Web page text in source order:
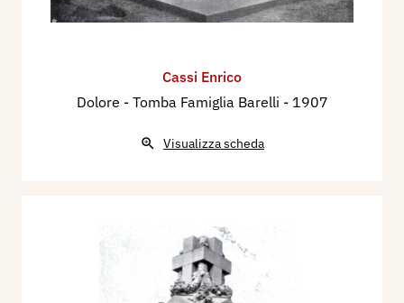
Cassi Enrico
Dolore - Tomba Famiglia Barelli - 1907
Visualizza scheda